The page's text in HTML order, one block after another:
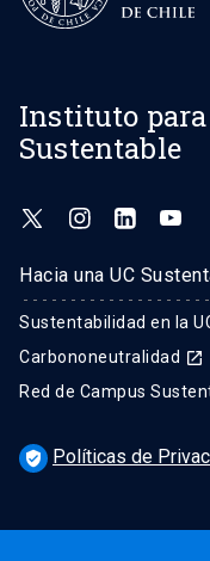
Instituto
Sustentable
Hacia una UC
Sustentabilidad en la
Carbononeutralidad launch
Red de Campus
verified_user Políticas de